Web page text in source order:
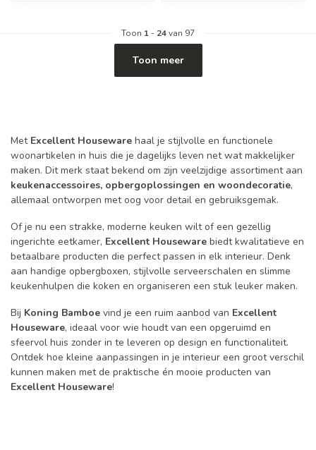
Toon 1 - 24van 97
Toon meer
Met Excellent Houseware haal je stijlvolle en functionele
woonartikelen in huis die je dagelijks leven net wat makkelijker
maken. Dit merk staat bekend om zijn veelzijdige assortiment aan
keukenaccessoires, opbergoplossingen en woondecoratie,
allemaal ontworpen met oog voor detail en gebruiksgemak.
Of je nu een strakke, moderne keuken wilt of een gezellig
ingerichte eetkamer, Excellent Houseware biedt kwalitatieve en
betaalbare producten die perfect passen in elk interieur. Denk
aan handige opbergboxen, stijlvolle serveerschalen en slimme
keukenhulpen die koken en organiseren een stuk leuker maken.
Bij Koning Bamboe vind je een ruim aanbod van Excellent
Houseware, ideaal voor wie houdt van een opgeruimd en
sfeervol huis zonder in te leveren op design en functionaliteit.
Ontdek hoe kleine aanpassingen in je interieur een groot verschil
kunnen maken met de praktische én mooie producten van
Excellent Houseware!